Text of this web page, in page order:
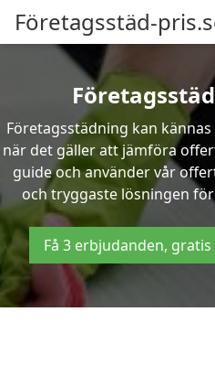
Företagsstäd-
Företagsstädning kan
när det gäller att jämföra
guide och använder vår
och tryggaste lösningen
Få 3 erbjudanden,